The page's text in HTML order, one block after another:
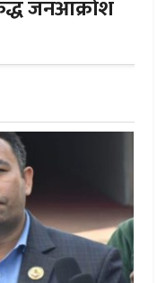
जनआक्रोश